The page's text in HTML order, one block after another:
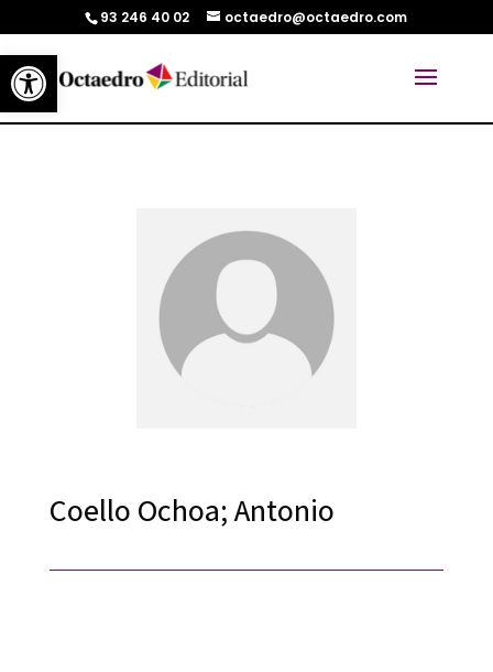
Abrir barra de herramientas
93 246 40 02 octaedro@octaedro.com
Coello Ochoa; Antonio